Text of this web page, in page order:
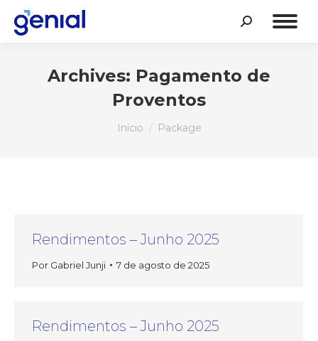
Search:
Archives: Pagamento de
Proventos
Você está aqui:
Início Package
Rendimentos – Junho 2025
Por Gabriel Junji 7 de agosto de 2025
Rendimentos – Junho 2025